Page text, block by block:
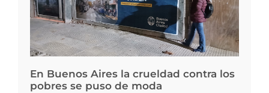
En Buenos Aires la crueldad contra los
pobres se puso de moda